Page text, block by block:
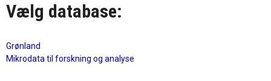
Vælg database:
Grønland
Mikrodata til forskning og analyse